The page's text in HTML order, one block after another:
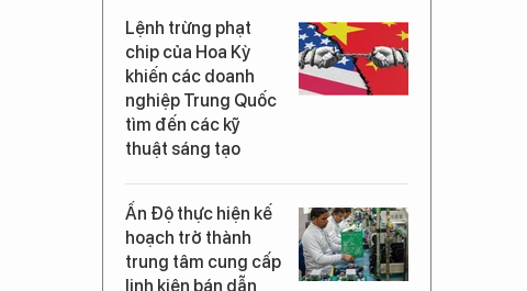
Lệnh trừng phạt
chip của Hoa Kỳ
khiến các doanh
nghiệp Trung Quốc
tìm đến các kỹ
thuật sáng tạo
Ấn Độ thực hiện kế
hoạch trở thành
trung tâm cung cấp
linh kiện bán dẫn